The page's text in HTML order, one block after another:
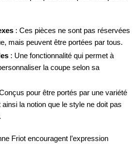
: Ces pièces ne sont pas réservées
mais peuvent être portées par tous.
: Une fonctionnalité qui permet à
la coupe selon sa
pour être portés par une variété
la notion que le style ne doit pas
Friot encouragent l’expression